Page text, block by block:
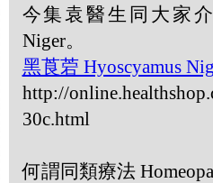
今集袁醫生同大家
Niger。
黑莨菪 Hyoscyamus
http://
30c.html
何謂同類療法